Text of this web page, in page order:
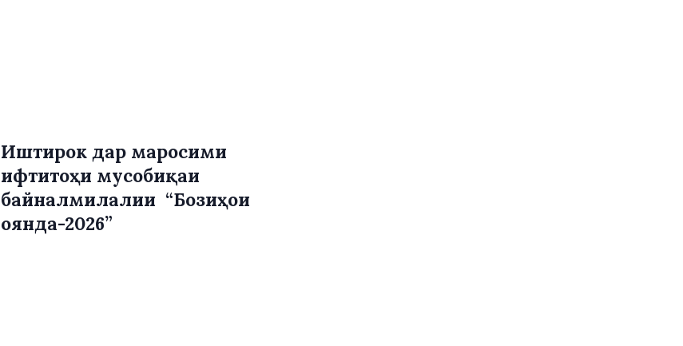
Иштирок дар маросими
ифтитоҳи мусобиқаи
байналмилалии “Бозиҳои
оянда-2026”